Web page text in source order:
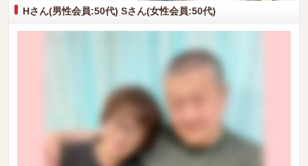
Hさん(男性会員:50代) Sさん(女性会員:50代)